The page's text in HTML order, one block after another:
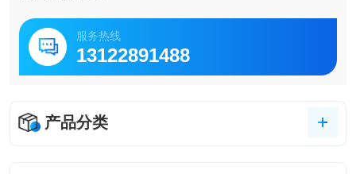
服务热线
13122891488
产品分类